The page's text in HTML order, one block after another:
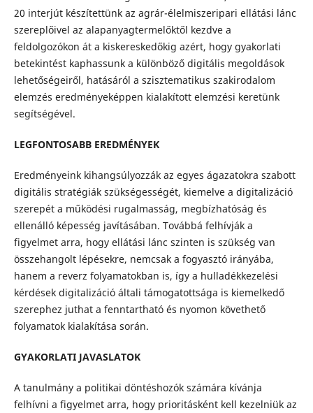
20 interjút készítettünk az agrár-élelmiszeripari ellátási lánc
szereplőivel az alapanyagtermelőktől kezdve a
feldolgozókon át a kiskereskedőkig azért, hogy gyakorlati
betekintést kaphassunk a különböző digitális megoldások
lehetőségeiről, hatásáról a szisztematikus szakirodalom
elemzés eredményeképpen kialakított elemzési keretünk
segítségével.
LEGFONTOSABB EREDMÉNYEK
Eredményeink kihangsúlyozzák az egyes ágazatokra szabott
digitális stratégiák szükségességét, kiemelve a digitalizáció
szerepét a működési rugalmasság, megbízhatóság és
ellenálló képesség javításában. Továbbá felhívják a
figyelmet arra, hogy ellátási lánc szinten is szükség van
összehangolt lépésekre, nemcsak a fogyasztó irányába,
hanem a reverz folyamatokban is, így a hulladékkezelési
kérdések digitalizáció általi támogatottsága is kiemelkedő
szerephez juthat a fenntartható és nyomon követhető
folyamatok kialakítása során.
GYAKORLATI JAVASLATOK
A tanulmány a politikai döntéshozók számára kívánja
felhívni a figyelmet arra, hogy prioritásként kell kezelniük az